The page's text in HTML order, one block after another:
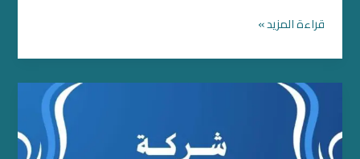
قراءة المزيد »
شركة
تسليك
مجاري
بعجمان